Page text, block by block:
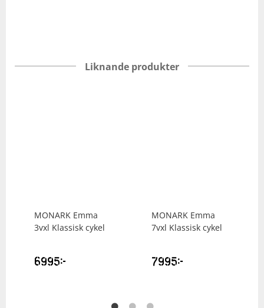
Liknande produkter
MONARK Emma
3vxl Klassisk cykel
6995kr
MONARK Emma
7vxl Klassisk cykel
7995kr